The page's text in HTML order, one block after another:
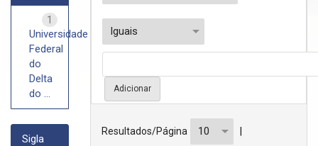
Resultados/Página |
1
Universidade
Federal
do
Delta
do ...
Sigla